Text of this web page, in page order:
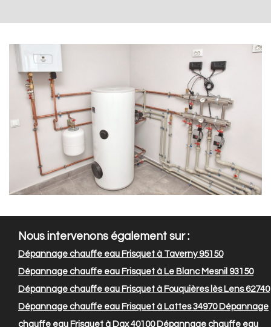
Nous intervenons également sur :
Dépannage chauffe eau Frisquet à Taverny 95150
Dépannage chauffe eau Frisquet à Le Blanc Mesnil 93150
Dépannage chauffe eau Frisquet à Fouquières lès Lens 62740
Dépannage chauffe eau Frisquet à Lattes 34970Dépannage
chauffe eau Frisquet à Dax 40100Dépannage chauffe eau